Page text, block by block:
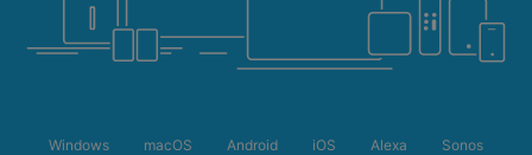
Windows macOS Android iOS Alexa
Sonos